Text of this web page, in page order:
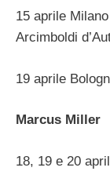
15 aprile
Arcimboldi
19 aprile
Marcus Miller
18, 19 e 20